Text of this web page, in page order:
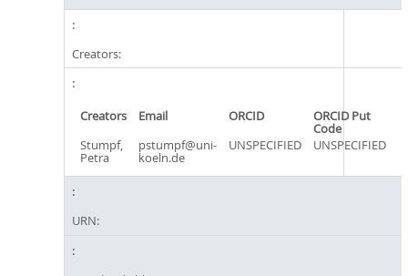
Creators:
Creators Email ORCID ORCID Put
Code
Stumpf,
Petra
pstumpf@uni-
koeln.de
UNSPECIFIED UNSPECIFIED
URN: